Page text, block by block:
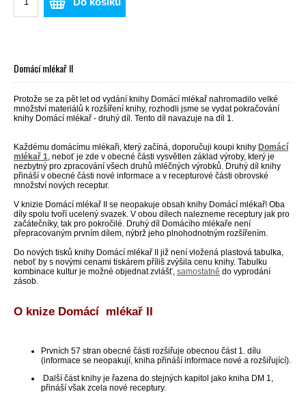
Domácí mlékař II
Protože se za pět let od vydání knihy Domácí mlékař nahromadilo velké
množství materiálů k rozšíření knihy, rozhodli jsme se vydat pokračování
knihy Domácí mlékař - druhý díl. Tento díl navazuje na díl 1.
Každému domácímu mlékaři, který začíná, doporučuji koupi knihy Domácí
mlékař 1, neboť je zde v obecné části vysvětlen základ výroby, který je
nezbytný pro zpracování všech druhů mléčných výrobků. Druhý díl knihy
přináší v obecné části nové informace a v recepturové části obrovské
množství nových receptur.
V knizie Domácí mlékař II se neopakuje obsah knihy Domácí mlékař! Oba
díly spolu tvoří ucelený svazek. V obou dílech nalezneme receptury jak pro
začátečníky, tak pro pokročilé. Druhý díl Domácího mlékaře není
přepracovaným prvním dílem, nýbrž jeho plnohodnotným rozšířením.
Do nových tisků knihy Domácí mlékař II již není vložená plastová tabulka,
neboť by s novými cenami tiskárem příliš zvýšila cenu knihy. Tabulku
kombinace kultur je možné objednat zvlášť, samostatně do vyprodání
zásob.
O knize Domácí mlékař II
Prvních 57 stran obecné části rozšiřuje obecnou část 1. dílu
(informace se neopakují, kniha přináší informace nové a rozšiřující).
Další část knihy je řazena do stejných kapitol jako kniha DM 1,
přináší však zcela nové receptury.